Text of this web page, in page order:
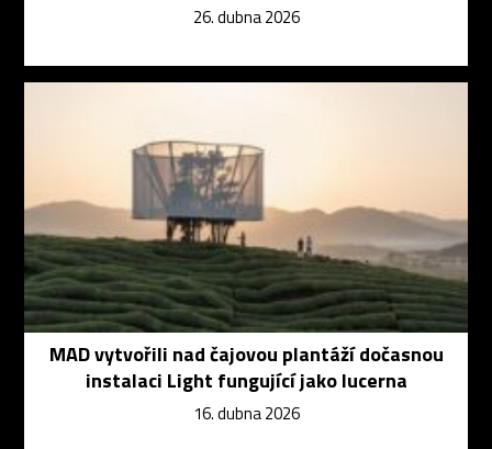
26. dubna 2026
MAD vytvořili nad čajovou plantáží dočasnou
instalaci Light fungující jako lucerna
16. dubna 2026